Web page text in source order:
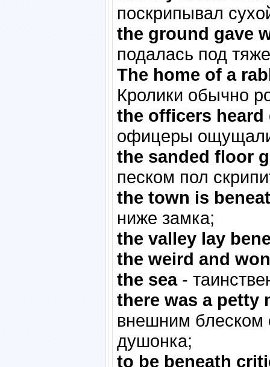
поскрипывал
the ground gave
подалась под
The home of a
Кролики обычно
the officers
офицеры ощущали
the sanded floor
песком пол
the town is
ниже замка;
the valley lay
the weird and
the sea-
there was a petty
внешним блеском
душонка;
to be beneath